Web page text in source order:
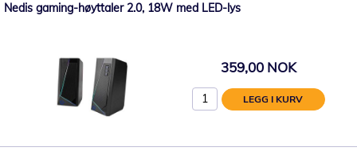
Nedis gaming-høyttaler 2.0, 18W med LED-lys
359,00 NOK
LEGG I KURV